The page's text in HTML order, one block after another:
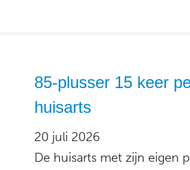
85-plusser 15 keer
huisarts
20 juli 2026
De huisarts met zijn eigen